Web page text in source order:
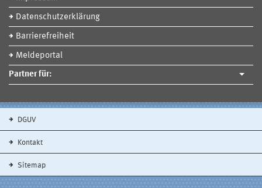
Datenschutzerklärung
Barrierefreiheit
Meldeportal
Partner für:
DGUV
Kontakt
Sitemap